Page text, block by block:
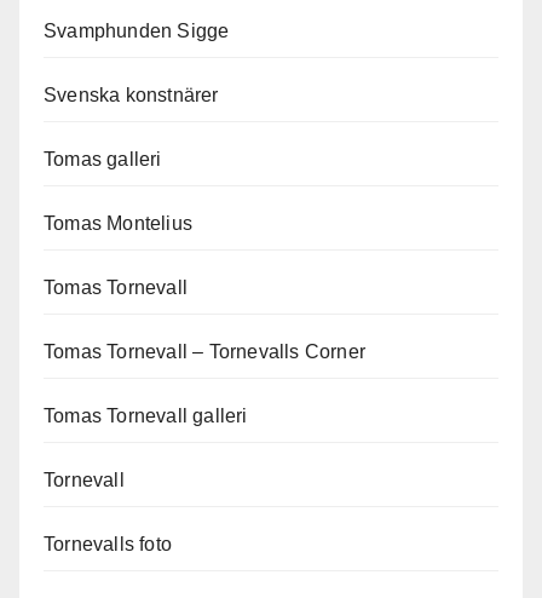
Svamphunden Sigge
Svenska konstnärer
Tomas galleri
Tomas Montelius
Tomas Tornevall
Tomas Tornevall – Tornevalls Corner
Tomas Tornevall galleri
Tornevall
Tornevalls foto